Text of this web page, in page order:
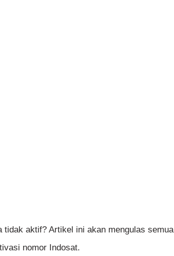
tidak aktif? Artikel ini akan mengulas semua
nomor Indosat.